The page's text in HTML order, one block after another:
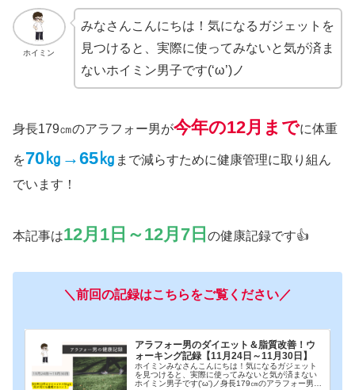
ホイミン
みなさんこんにちは！気になるガジェットを
見つけると、実際に使ってみないと気が済ま
ないホイミン男子です(‘ω’)ノ
身長179㎝のアラフォー男が今年の12月までに体重
を70㎏→65㎏ まで減らすために健康管理に取り組ん
でいます！
本記事は12月1日～12月7日 の健康記録です👍
＼前回の記録はこちらをご覧ください／
アラフォー男のダイエット＆脂質改善！ウ
ォーキング記録【11月24日～11月30日】
ホイミンみなさんこんにちは！気になるガジェット
を見つけると、実際に使ってみないと気が済まない
ホイミン男子です('ω')ノ身長179㎝のアラフォー男が